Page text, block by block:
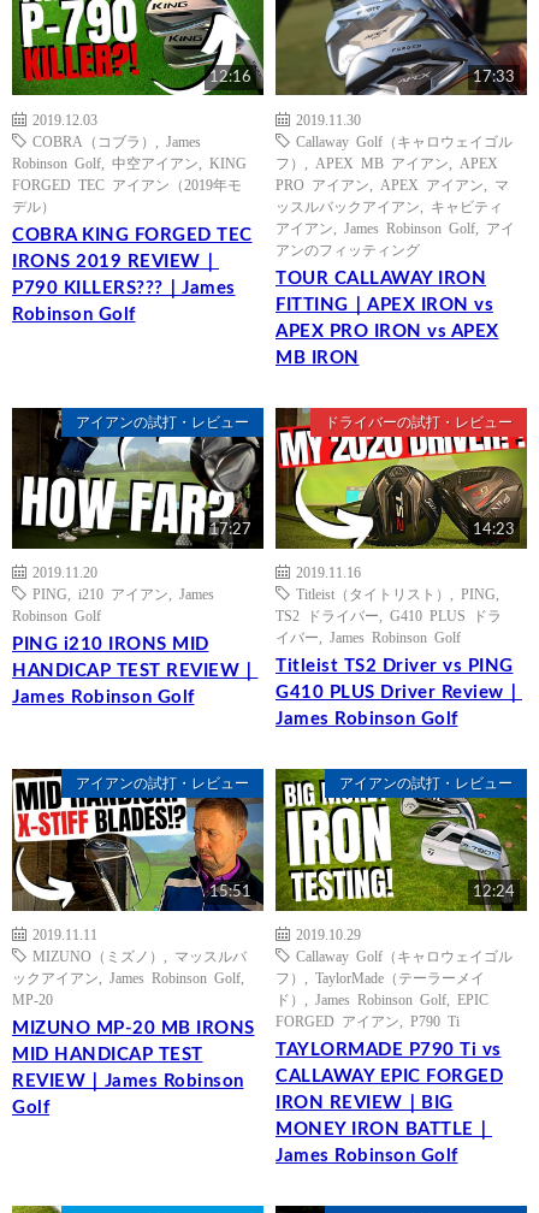
12:16
2019.12.03
COBRA（コブラ）
James
Robinson Golf
中空アイアン
KING
FORGED TEC アイアン（2019年モ
デル）
COBRA KING FORGED TEC
IRONS 2019 REVIEW｜
P790 KILLERS???｜James
Robinson Golf
17:33
2019.11.30
Callaway Golf（キャロウェイゴル
フ）
APEX MB アイアン
APEX
PRO アイアン
APEX アイアン
マ
ッスルバックアイアン
キャビティ
アイアン
James Robinson Golf
アイ
アンのフィッティング
TOUR CALLAWAY IRON
FITTING｜APEX IRON vs
APEX PRO IRON vs APEX
MB IRON
アイアンの試打・レビュー
17:27
2019.11.20
PING
i210 アイアン
James
Robinson Golf
PING i210 IRONS MID
HANDICAP TEST REVIEW｜
James Robinson Golf
ドライバーの試打・レビュー
14:23
2019.11.16
Titleist（タイトリスト）
PING
TS2 ドライバー
G410 PLUS ドラ
イバー
James Robinson Golf
Titleist TS2 Driver vs PING
G410 PLUS Driver Review｜
James Robinson Golf
アイアンの試打・レビュー
15:51
2019.11.11
MIZUNO（ミズノ）
マッスルバ
ックアイアン
James Robinson Golf
MP-20
MIZUNO MP-20 MB IRONS
MID HANDICAP TEST
REVIEW｜James Robinson
Golf
アイアンの試打・レビュー
12:24
2019.10.29
Callaway Golf（キャロウェイゴル
フ）
TaylorMade（テーラーメイ
ド）
James Robinson Golf
EPIC
FORGED アイアン
P790 Ti
TAYLORMADE P790 Ti vs
CALLAWAY EPIC FORGED
IRON REVIEW｜BIG
MONEY IRON BATTLE｜
James Robinson Golf